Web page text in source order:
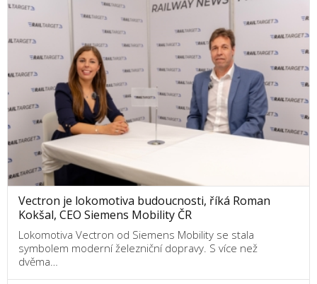
Vectron je lokomotiva budoucnosti, říká Roman
Kokšal, CEO Siemens Mobility ČR
Lokomotiva Vectron od Siemens Mobility se stala
symbolem moderní železniční dopravy. S více než
dvěma…